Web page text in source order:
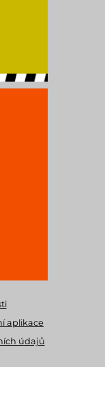
aplikace
údajů